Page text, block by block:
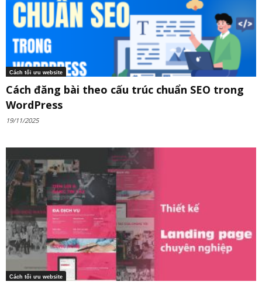
Cách tối ưu website
Cách đăng bài theo cấu trúc chuẩn SEO trong
WordPress
19/11/2025
Cách tối ưu website